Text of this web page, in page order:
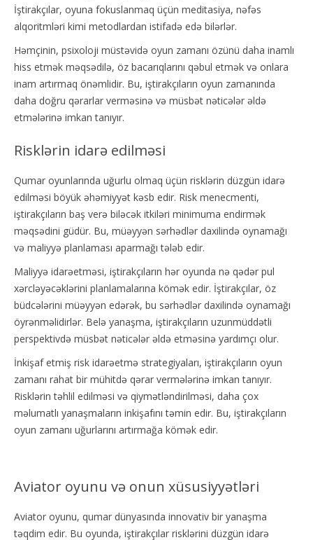
İştirakçılar, oyuna fokuslanmaq üçün meditasiya, nəfəs
alqoritmləri kimi metodlardan istifadə edə bilərlər.
Həmçinin, psixoloji müstəvidə oyun zamanı özünü daha inamlı
hiss etmək məqsədilə, öz bacarıqlarını qəbul etmək və onlara
inam artırmaq önəmlidir. Bu, iştirakçıların oyun zamanında
daha doğru qərarlar verməsinə və müsbət nəticələr əldə
etmələrinə imkan tanıyır.
Risklərin idarə edilməsi
Qumar oyunlarında uğurlu olmaq üçün risklərin düzgün idarə
edilməsi böyük əhəmiyyət kəsb edir. Risk menecmenti,
iştirakçıların baş verə biləcək itkiləri minimuma endirmək
məqsədini güdür. Bu, müəyyən sərhədlər daxilində oynamağı
və maliyyə planlaması aparmağı tələb edir.
Maliyyə idarəetməsi, iştirakçıların hər oyunda nə qədər pul
xərcləyəcəklərini planlamalarına kömək edir. İştirakçılar, öz
büdcələrini müəyyən edərək, bu sərhədlər daxilində oynamağı
öyrənməlidirlər. Belə yanaşma, iştirakçıların uzunmüddətli
perspektivdə müsbət nəticələr əldə etməsinə yardımçı olur.
İnkişaf etmiş risk idarəetmə strategiyaları, iştirakçıların oyun
zamanı rahat bir mühitdə qərar vermələrinə imkan tanıyır.
Risklərin təhlil edilməsi və qiymətləndirilməsi, daha çox
məlumatlı yanaşmaların inkişafını təmin edir. Bu, iştirakçıların
oyun zamanı uğurlarını artırmağa kömək edir.
Aviator oyunu və onun xüsusiyyətləri
Aviator oyunu, qumar dünyasında innovativ bir yanaşma
təqdim edir. Bu oyunda, iştirakçılar risklərini düzgün idarə